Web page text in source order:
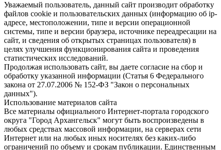
Уважаемый пользователь, данный сайт производит обработку
файлов cookie и пользовательских данных (информацию об ip-
адресе, местоположении, типе и версии операционной
системы, типе и версии браузера, источнике переадресации на
сайт, и сведения об открытых страницах пользователя) в
целях улучшения функционирования сайта и проведения
статистических исследований.
Продолжая использовать сайт, вы даете согласие на сбор и
обработку указанной информации (Статья 6 Федерального
закона от 27.07.2006 № 152-ФЗ "Закон о персональных
данных").
Использование материалов сайта
Все материалы официального Интернет-портала городского
округа "Город Архангельск" могут быть воспроизведены в
любых средствах массовой информации, на серверах сети
Интернет или на любых иных носителях без каких-либо
ограничений по объему и срокам публикации. Единственным